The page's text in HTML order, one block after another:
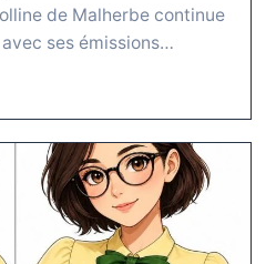
de Malherbe continue
ses émissions…